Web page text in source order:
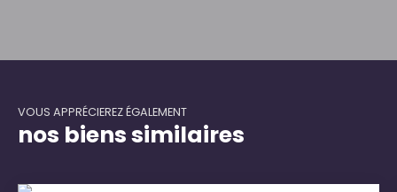
VOUS APPRÉCIEREZ ÉGALEMENT
nos biens similaires